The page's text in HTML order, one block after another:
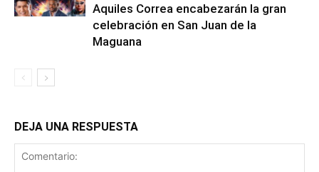
Aquiles Correa encabezarán la gran
celebración en San Juan de la
Maguana
DEJA UNA RESPUESTA